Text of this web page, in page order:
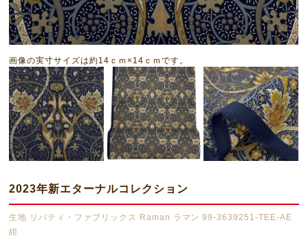
画像の実寸サイズは約14ｃｍ×14ｃｍです。
2023年新エターナルコレクション
生地 リバティ・ファブリックス Raman ラマン 99-3639251-TEE-AE
紺